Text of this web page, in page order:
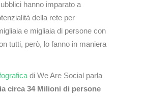
hanno imparato a
della rete per
e migliaia di persone con
tutti, però, lo fanno in maniera
di We Are Social parla
circa 34 Milioni di persone